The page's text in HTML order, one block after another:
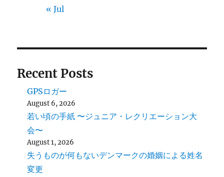
« Jul
Recent Posts
GPSロガー
August 6, 2026
若い頃の手紙 〜ジュニア・レクリエーション大
会〜
August 1, 2026
失うものが何もないデンマークの婚姻による姓名
変更